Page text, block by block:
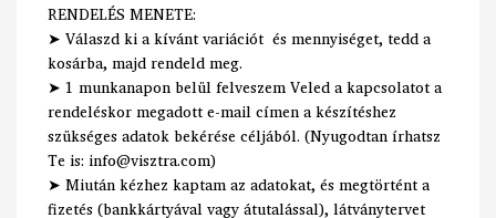
RENDELÉS MENETE:
➤ Válaszd ki a kívánt variációt és mennyiséget, tedd a
kosárba, majd rendeld meg.
➤ 1 munkanapon belül felveszem Veled a kapcsolatot a
rendeléskor megadott e-mail címen a készítéshez
szükséges adatok bekérése céljából. (Nyugodtan írhatsz
Te is: info@visztra.com)
➤ Miután kézhez kaptam az adatokat, és megtörtént a
fizetés (bankkártyával vagy átutalással), látványtervet